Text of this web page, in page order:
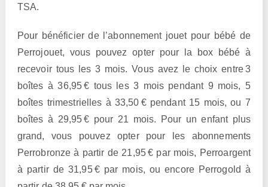
TSA.
Pour bénéficier de l’abonnement jouet pour bébé de
Perrojouet, vous pouvez opter pour la box bébé à
recevoir tous les 3 mois. Vous avez le choix entre 3
boîtes à 36,95 € tous les 3 mois pendant 9 mois, 5
boîtes trimestrielles à 33,50 € pendant 15 mois, ou 7
boîtes à 29,95 € pour 21 mois. Pour un enfant plus
grand, vous pouvez opter pour les abonnements
Perrobronze à partir de 21,95 € par mois, Perroargent
à partir de 31,95 € par mois, ou encore Perrogold à